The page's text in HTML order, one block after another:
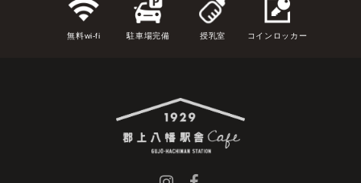
無料wi-fi 駐車場完備 授乳室 コインロッカー